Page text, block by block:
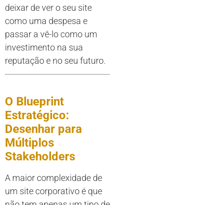
deixar de ver o seu site
como uma despesa e
passar a vê-lo como um
investimento na sua
reputação e no seu futuro.
O Blueprint
Estratégico:
Desenhar para
Múltiplos
Stakeholders
A maior complexidade de
um site corporativo é que